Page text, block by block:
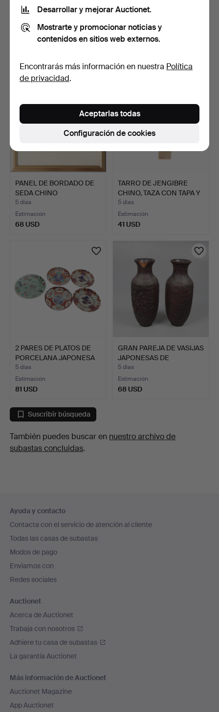
JAPONESES SATSUMA,
PLATO I…
CHINA, JARRÓN
CILÍNDRIC…
4 días
PANEL DE BORDADO DE
SEDA CHINO
ENMARCADO.
5 días
Estimación
68 USD
TARRO DE JENGIBRE
CHINO, TAZA CON TAPA Y
S…
5 días
Estimación
41 USD
2 PARES DE PLATOS DE
PORCELANA JAPONESA
IM…
5 días
Estimación
81 USD
GRAN PAREJA DE VASIJAS
JAPONESAS DE
MADERA…
5 días
Estimación
68 USD
Suscribir búsqueda
También puedes buscar en nuestro archivo de
subastas concluidas.
en
el
pie
de
página
Ayuda y contacto
Contacta con el servicio de atención al cliente
Todas las casas de subastas
Modos de pago
Enviamos con
Redes sociales
Auctionet
Acerca de Auctionet
Trabaja con nosotros
Adhiere tu casa de subastas
La garantía Auctionet
Más información de Auctionet
Auctionet Magazine
App Auctionet
Desarrollar y mejorar Auctionet.
Mostrarte y promocionar noticias y
contenidos en sitios web externos.
Encontrarás más información en nuestra Política
de privacidad.
Configuración de cookies
Aceptarlas todas